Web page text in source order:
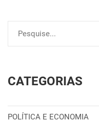
CATEGORIAS
POLÍTICA E ECONOMIA